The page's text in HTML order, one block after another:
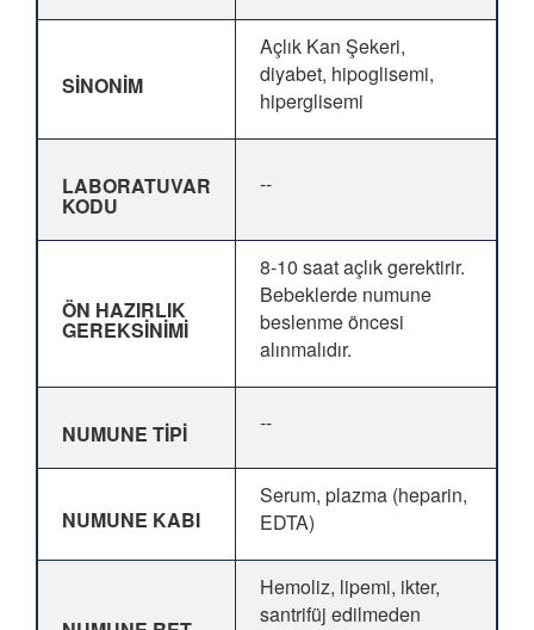
SİNONİM
Açlık Kan Şekeri,
diyabet, hipoglisemi,
hiperglisemi
LABORATUVAR
KODU
--
ÖN HAZIRLIK
GEREKSİNİMİ
8-10 saat açlık gerektirir.
Bebeklerde numune
beslenme öncesi
alınmalıdır.
NUMUNE TİPİ --
NUMUNE KABI
Serum, plazma (heparin,
EDTA)
Hemoliz, lipemi, ikter,
santrifüj edilmeden